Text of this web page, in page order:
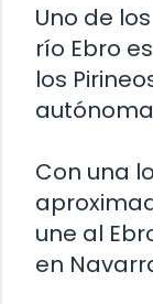
Uno de
río Ebro
los
Con una
une al
en